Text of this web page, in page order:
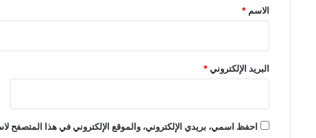
*
الاسم *
البريد الإلكتروني*
احفظ اسمي، بريدي الإلكتروني، والموقع الإلكتروني في هذا المتصفح